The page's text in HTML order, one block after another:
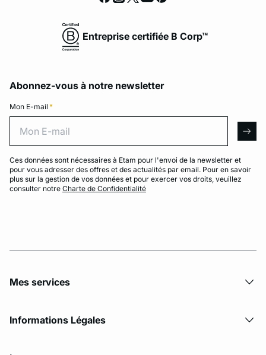
Entreprise certifiée B Corp™
Abonnez-vous à notre newsletter
Mon E-mail *
Ces données sont nécessaires à Etam pour l'envoi de la newsletter et
pour vous adresser des offres et des actualités par email. Pour en savoir
plus sur la gestion de vos données et pour exercer vos droits, veuillez
consulter notre Charte de Confidentialité
Mes services
Informations Légales